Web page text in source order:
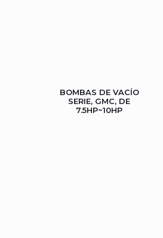
BOMBAS DE VACÍO
SERIE, GMC, DE
7.5HP~10HP